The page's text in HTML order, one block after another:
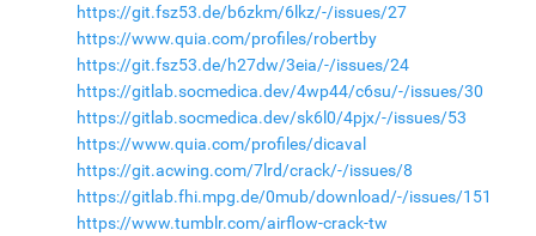
https://git.fsz53.de/b6zkm/6lkz/-/issues/27
https://www.quia.com/profiles/robertby
https://git.fsz53.de/h27dw/3eia/-/issues/24
https://gitlab.socmedica.dev/4wp44/c6su/-/issues/30
https://gitlab.socmedica.dev/sk6l0/4pjx/-/issues/53
https://www.quia.com/profiles/dicaval
https://git.acwing.com/7lrd/crack/-/issues/8
https://gitlab.fhi.mpg.de/0mub/download/-/issues/151
https://www.tumblr.com/airflow-crack-tw